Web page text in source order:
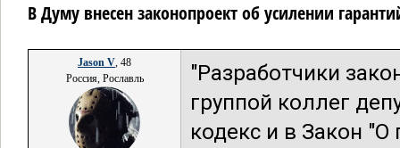
В Думу внесен законопроект об усилении
Jason V, 48
Россия, Рославль
"Разработчики
группой коллег
кодекс и в Закон